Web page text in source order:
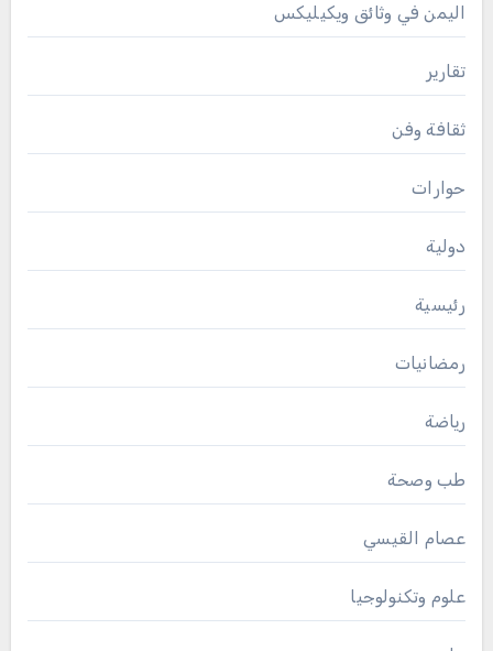
اليمن في وثائق ويكيليكس
تقارير
ثقافة وفن
حوارات
دولية
رئيسية
رمضانيات
رياضة
طب وصحة
عصام القيسي
علوم وتكنولوجيا